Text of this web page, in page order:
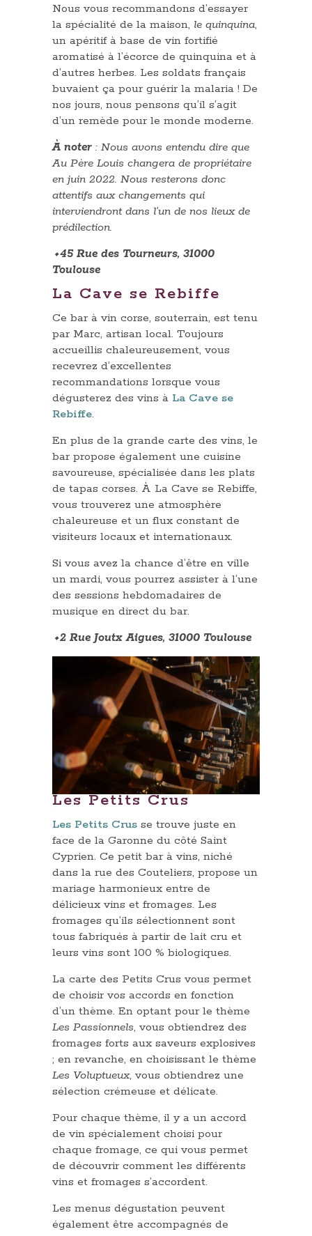
Nous vous recommandons d’essayer
la spécialité de la maison, le quinquina,
un apéritif à base de vin fortifié
aromatisé à l’écorce de quinquina et à
d’autres herbes. Les soldats français
buvaient ça pour guérir la malaria ! De
nos jours, nous pensons qu’il s’agit
d’un remède pour le monde moderne.
À noter : Nous avons entendu dire que
Au Père Louis changera de propriétaire
en juin 2022. Nous resterons donc
attentifs aux changements qui
interviendront dans l’un de nos lieux de
prédilection.
⬩45 Rue des Tourneurs, 31000
Toulouse
La Cave se Rebiffe
Ce bar à vin corse, souterrain, est tenu
par Marc, artisan local. Toujours
accueillis chaleureusement, vous
recevrez d’excellentes
recommandations lorsque vous
dégusterez des vins à La Cave se
Rebiffe.
En plus de la grande carte des vins, le
bar propose également une cuisine
savoureuse, spécialisée dans les plats
de tapas corses. À La Cave se Rebiffe,
vous trouverez une atmosphère
chaleureuse et un flux constant de
visiteurs locaux et internationaux.
Si vous avez la chance d’être en ville
un mardi, vous pourrez assister à l’une
des sessions hebdomadaires de
musique en direct du bar.
⬩2 Rue Joutx Aigues, 31000 Toulouse
Les Petits Crus
Les Petits Crus se trouve juste en
face de la Garonne du côté Saint
Cyprien. Ce petit bar à vins, niché
dans la rue des Couteliers, propose un
mariage harmonieux entre de
délicieux vins et fromages. Les
fromages qu’ils sélectionnent sont
tous fabriqués à partir de lait cru et
leurs vins sont 100 % biologiques.
La carte des Petits Crus vous permet
de choisir vos accords en fonction
d’un thème. En optant pour le thème
Les Passionnels, vous obtiendrez des
fromages forts aux saveurs explosives
; en revanche, en choisissant le thème
Les Voluptueux, vous obtiendrez une
sélection crémeuse et délicate.
Pour chaque thème, il y a un accord
de vin spécialement choisi pour
chaque fromage, ce qui vous permet
de découvrir comment les différents
vins et fromages s’accordent.
Les menus dégustation peuvent
également être accompagnés de